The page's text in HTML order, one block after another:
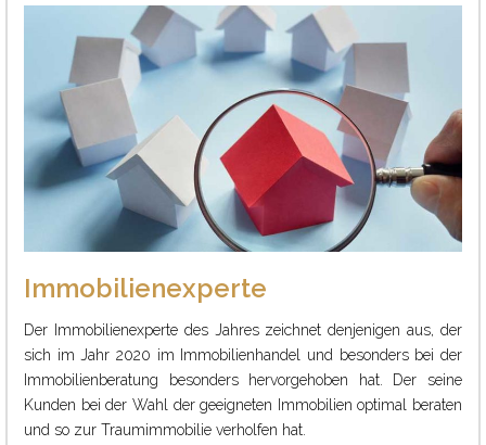
Immobilienexperte
Der Immobilienexperte des Jahres zeichnet denjenigen aus, der
sich im Jahr 2020 im Immobilienhandel und besonders bei der
Immobilienberatung besonders hervorgehoben hat. Der seine
Kunden bei der Wahl der geeigneten Immobilien optimal beraten
und so zur Traumimmobilie verholfen hat.